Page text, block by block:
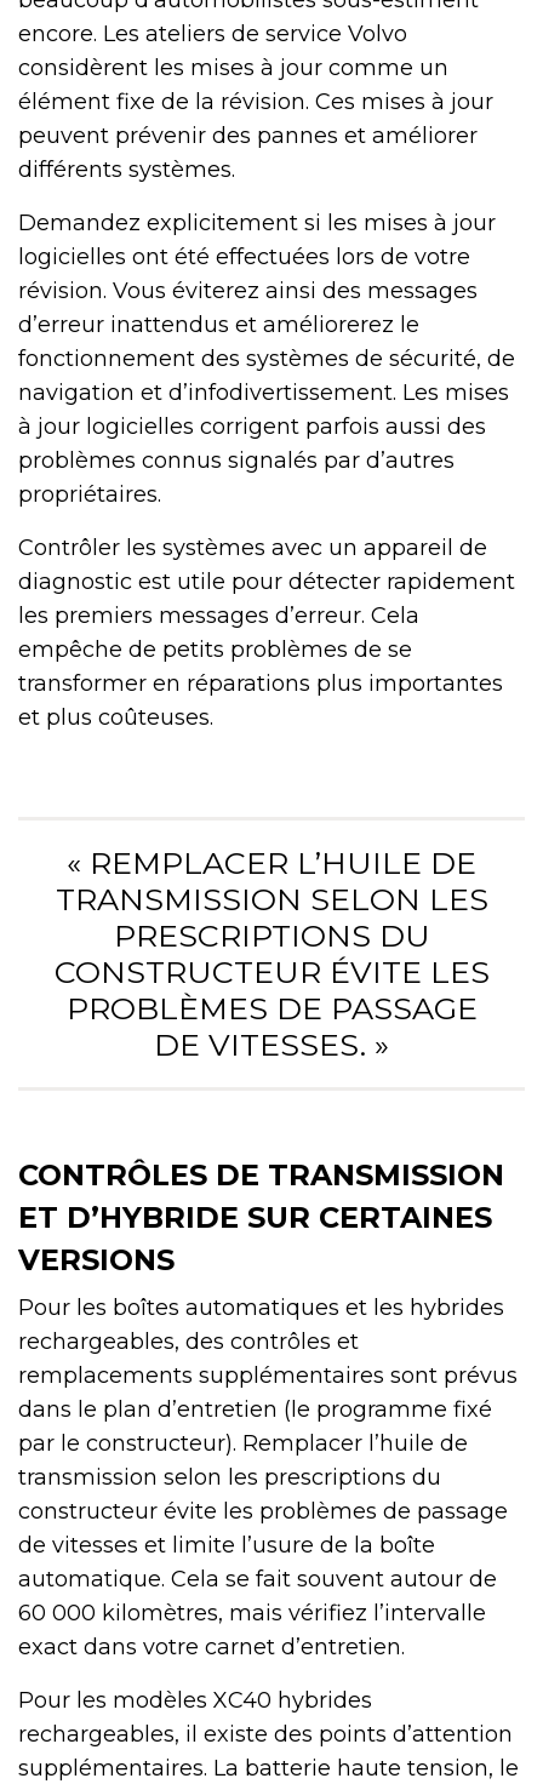
encore. Les ateliers de service Volvo
considèrent les mises à jour comme un
élément fixe de la révision. Ces mises à jour
peuvent prévenir des pannes et améliorer
différents systèmes.
Demandez explicitement si les mises à jour
logicielles ont été effectuées lors de votre
révision. Vous éviterez ainsi des messages
d’erreur inattendus et améliorerez le
fonctionnement des systèmes de sécurité, de
navigation et d’infodivertissement. Les mises
à jour logicielles corrigent parfois aussi des
problèmes connus signalés par d’autres
propriétaires.
Contrôler les systèmes avec un appareil de
diagnostic est utile pour détecter rapidement
les premiers messages d’erreur. Cela
empêche de petits problèmes de se
transformer en réparations plus importantes
et plus coûteuses.
« REMPLACER L’HUILE DE
TRANSMISSION SELON LES
PRESCRIPTIONS DU
CONSTRUCTEUR ÉVITE LES
PROBLÈMES DE PASSAGE
DE VITESSES. »
CONTRÔLES DE TRANSMISSION
ET D’HYBRIDE SUR CERTAINES
VERSIONS
Pour les boîtes automatiques et les hybrides
rechargeables, des contrôles et
remplacements supplémentaires sont prévus
dans le plan d’entretien (le programme fixé
par le constructeur). Remplacer l’huile de
transmission selon les prescriptions du
constructeur évite les problèmes de passage
de vitesses et limite l’usure de la boîte
automatique. Cela se fait souvent autour de
60 000 kilomètres, mais vérifiez l’intervalle
exact dans votre carnet d’entretien.
Pour les modèles XC40 hybrides
rechargeables, il existe des points d’attention
supplémentaires. La batterie haute tension, le